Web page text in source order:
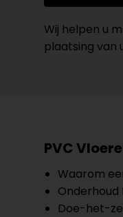
Wij helpen u
plaatsing van
PVC
Waarom
Onderhoud
Doe-het-